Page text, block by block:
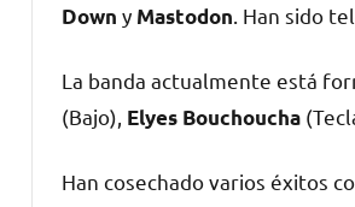
Down y Mastodon . Han sido
La banda actualmente está
(Bajo), Elyes Bouchoucha
Han cosechado varios éxitos